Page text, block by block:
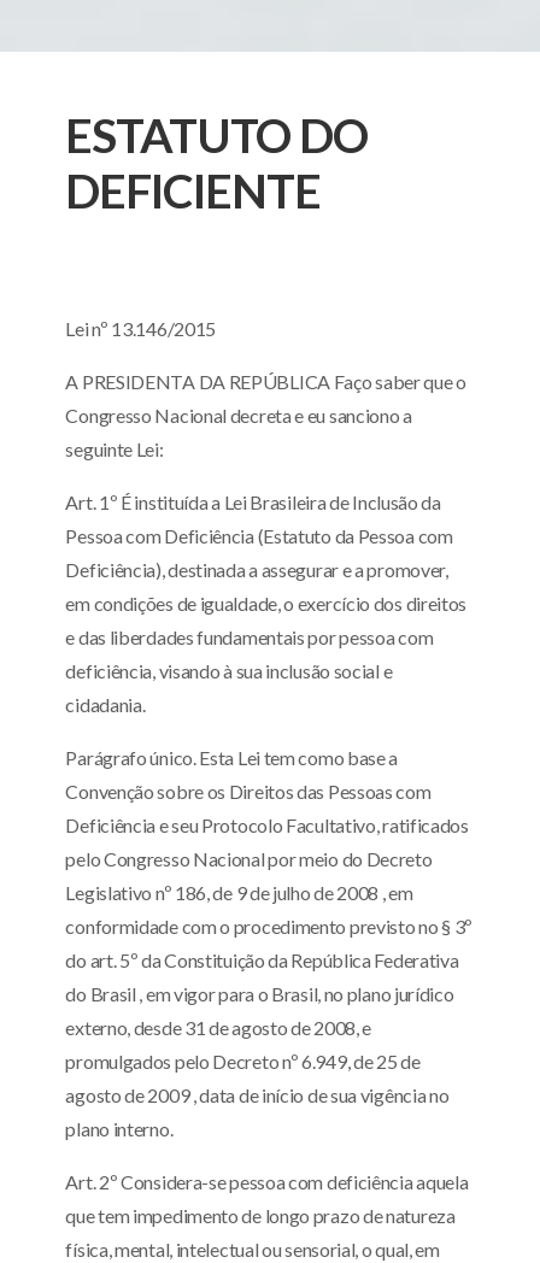
ESTATUTO DO
DEFICIENTE
Lei nº 13.146/2015
A PRESIDENTA DA REPÚBLICA Faço saber que o
Congresso Nacional decreta e eu sanciono a
seguinte Lei:
Art. 1º É instituída a Lei Brasileira de Inclusão da
Pessoa com Deficiência (Estatuto da Pessoa com
Deficiência), destinada a assegurar e a promover,
em condições de igualdade, o exercício dos direitos
e das liberdades fundamentais por pessoa com
deficiência, visando à sua inclusão social e
cidadania.
Parágrafo único. Esta Lei tem como base a
Convenção sobre os Direitos das Pessoas com
Deficiência e seu Protocolo Facultativo, ratificados
pelo Congresso Nacional por meio do Decreto
Legislativo nº 186, de 9 de julho de 2008 , em
conformidade com o procedimento previsto no § 3º
do art. 5º da Constituição da República Federativa
do Brasil , em vigor para o Brasil, no plano jurídico
externo, desde 31 de agosto de 2008, e
promulgados pelo Decreto nº 6.949, de 25 de
agosto de 2009 , data de início de sua vigência no
plano interno.
Art. 2º Considera-se pessoa com deficiência aquela
que tem impedimento de longo prazo de natureza
física, mental, intelectual ou sensorial, o qual, em